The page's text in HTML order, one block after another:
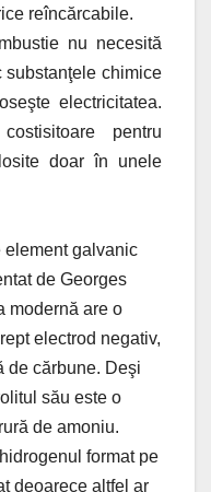
reîncărcabile.
nu necesită
substanţele chimice
electricitatea.
pentru
doar în unele
galvanic
de Georges
modernă are o
electrod negativ,
de cărbune. Deşi
său este o
de amoniu.
format pe
deoarece altfel ar